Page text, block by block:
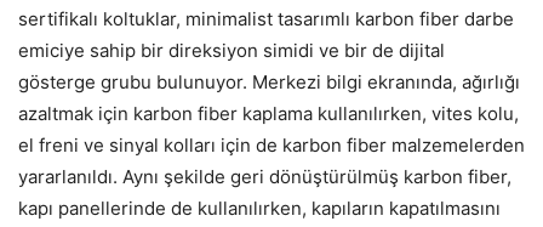
sertifikalı koltuklar, minimalist tasarımlı karbon fiber darbe
emiciye sahip bir direksiyon simidi ve bir de dijital
gösterge grubu bulunuyor. Merkezi bilgi ekranında, ağırlığı
azaltmak için karbon fiber kaplama kullanılırken, vites kolu,
el freni ve sinyal kolları için de karbon fiber malzemelerden
yararlanıldı. Aynı şekilde geri dönüştürülmüş karbon fiber,
kapı panellerinde de kullanılırken, kapıların kapatılmasını